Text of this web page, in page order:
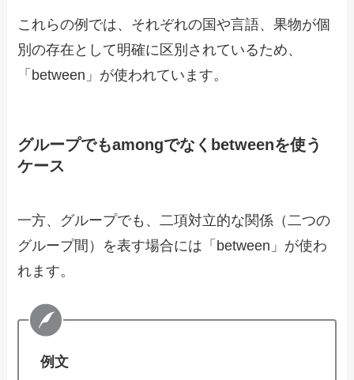
これらの例では、それぞれの国や言語、果物が個
別の存在として明確に区別されているため、
「between」が使われています。
グループでもamongでなくbetweenを使う
ケース
一方、グループでも、二項対立的な関係（二つの
グループ間）を表す場合には「between」が使わ
れます。
例文